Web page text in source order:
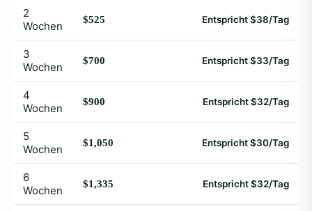
2
Wochen
$525 Entspricht $38/Tag
3
Wochen
$700 Entspricht $33/Tag
4
Wochen
$900 Entspricht $32/Tag
5
Wochen
$1,050 Entspricht $30/Tag
6
Wochen
$1,335 Entspricht $32/Tag